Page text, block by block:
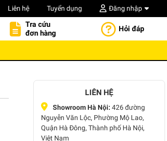
Liên hệ Tuyển dụng Đăng nhập
Tra cứu
đơn hàng
Hỏi đáp
LIÊN HỆ
Showroom Hà Nội: 426 đường
Nguyễn Văn Lộc, Phường Mộ Lao,
Quận Hà Đông, Thành phố Hà Nội,
Việt Nam